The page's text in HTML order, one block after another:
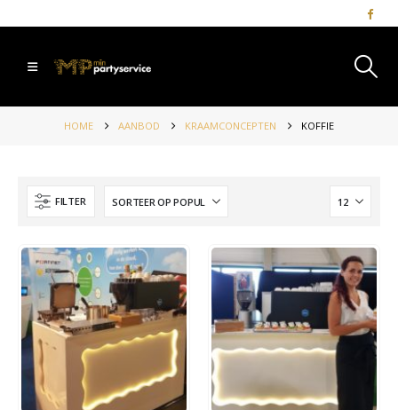
HOME AANBOD KRAAMCONCEPTEN KOFFIE
FILTER